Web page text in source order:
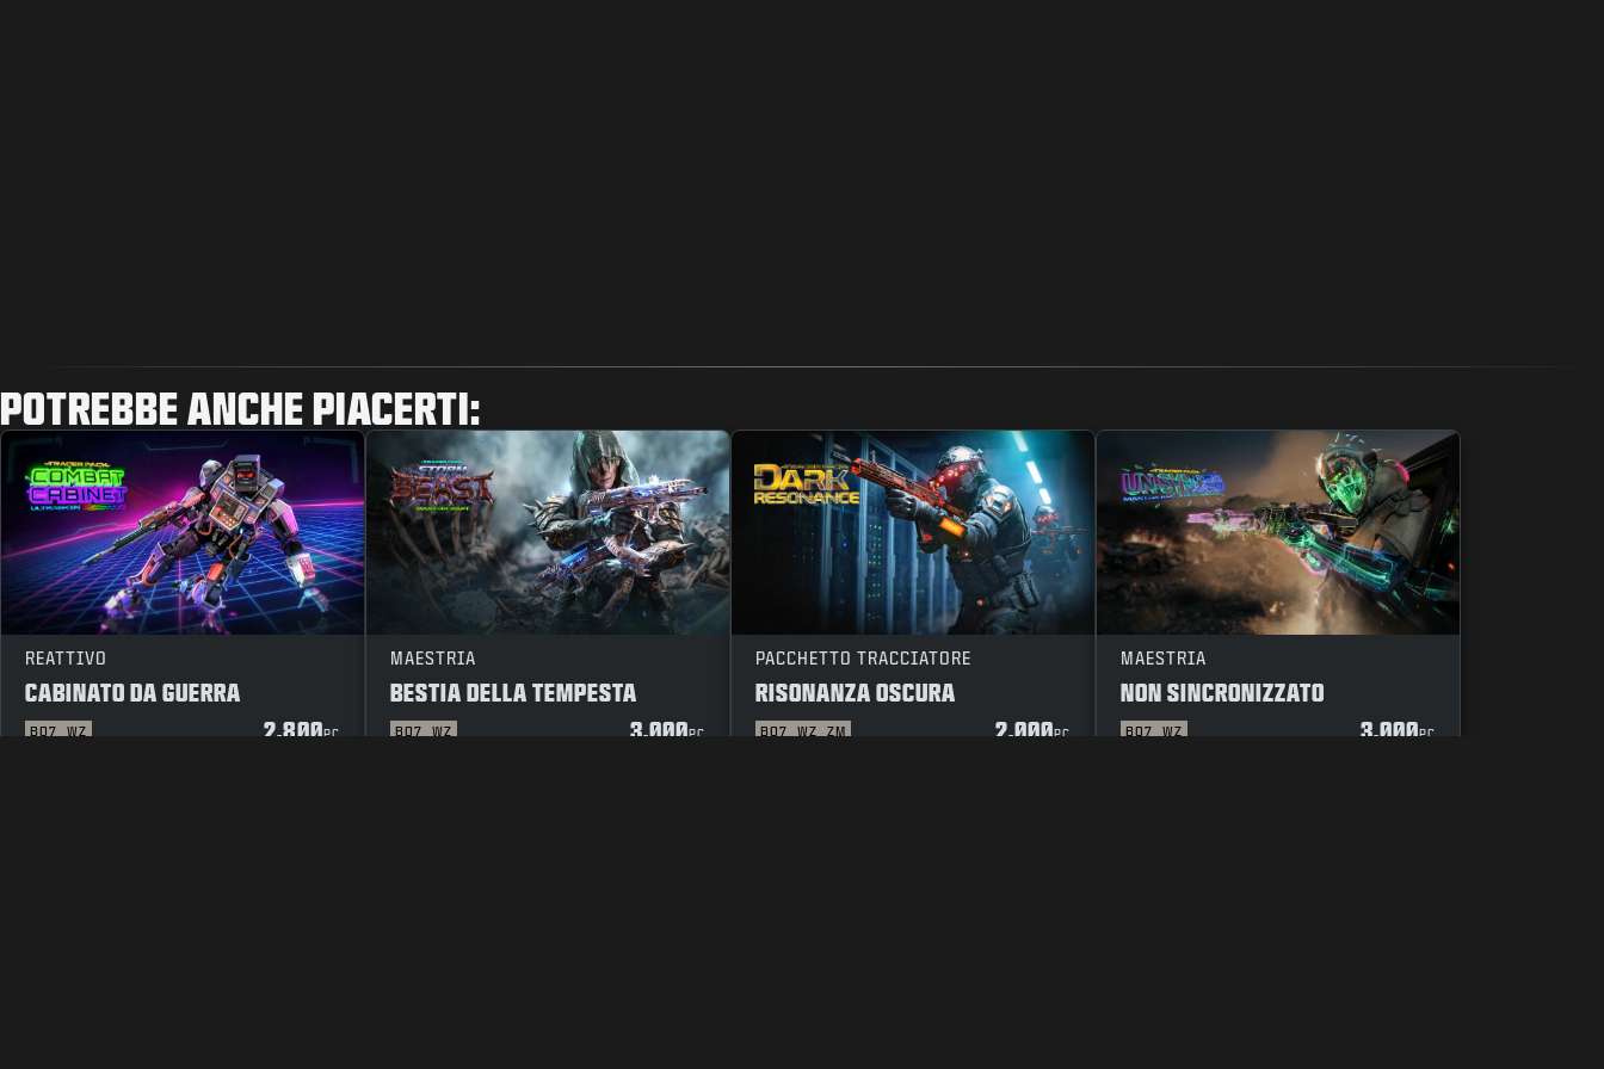
POTREBBE ANCHE PIACERTI:
REATTIVO
CABINATO DA GUERRA
BO7 WZ 2.800PC
MAESTRIA
BESTIA DELLA TEMPESTA
BO7 WZ 3.000PC
PACCHETTO TRACCIATORE
RISONANZA OSCURA
BO7 WZ ZM 2.000PC
MAESTRIA
NON SINCRONIZZATO
BO7 WZ 3.000PC